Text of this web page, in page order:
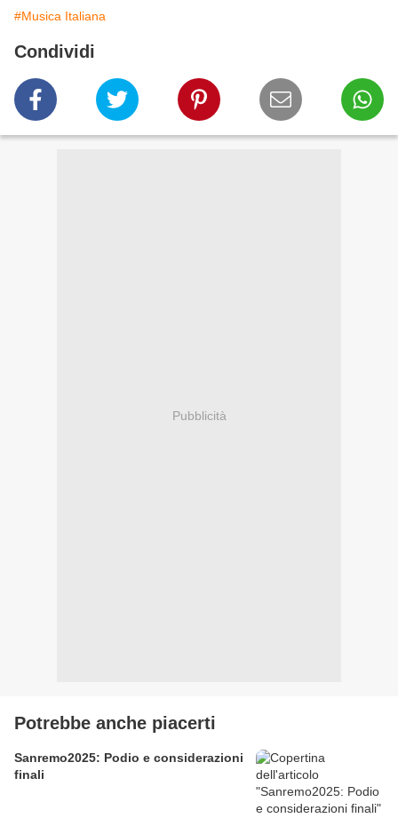
#Musica Italiana
Condividi
Pubblicità
Potrebbe anche piacerti
Sanremo2025: Podio e considerazioni
finali